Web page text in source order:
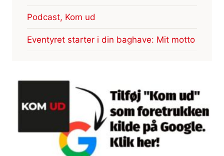
Podcast, Kom ud
Eventyret starter i din baghave: Mit motto